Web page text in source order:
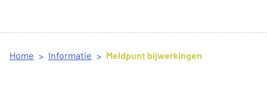
Home Informatie Meldpunt bijwerkingen